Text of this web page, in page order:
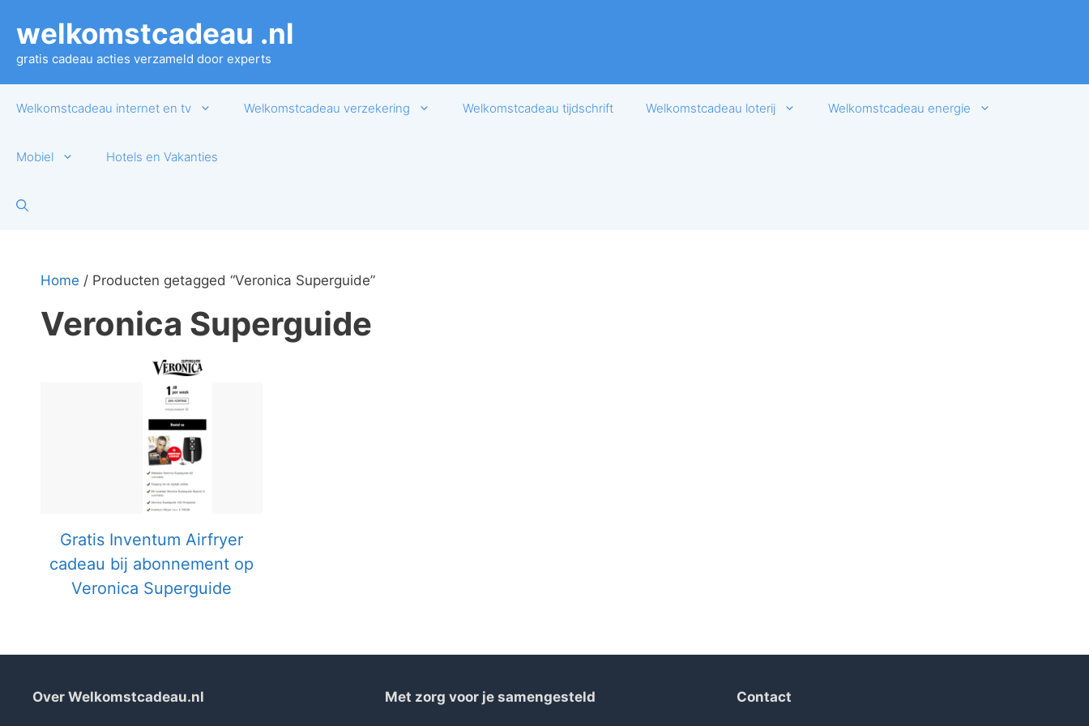
naar
inhoud
welkomstcadeau .nl
gratis cadeau acties verzameld door experts
Welkomstcadeau internet en tv Welkomstcadeau verzekering Welkomstcadeau tijdschrift Welkomstcadeau loterij Welkomstcadeau energie
Mobiel Hotels en Vakanties
Home / Producten getagged “Veronica Superguide”
Veronica Superguide
Gratis Inventum Airfryer
cadeau bij abonnement op
Veronica Superguide
Over Welkomstcadeau.nl Met zorg voor je samengesteld Contact